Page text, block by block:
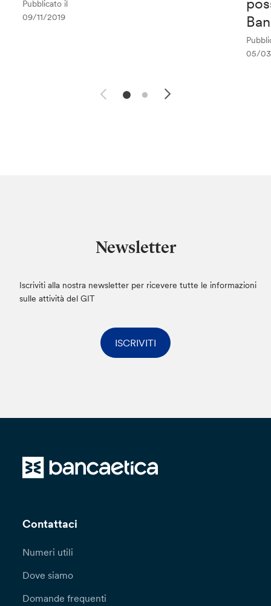
Pubblicato il
09/11/2019
05/
Newsletter
Iscriviti alla nostra newsletter per ricevere tutte le informazioni
sulle attività del GIT
ISCRIVITI
Contattaci
Numeri utili
Dove siamo
Domande frequenti